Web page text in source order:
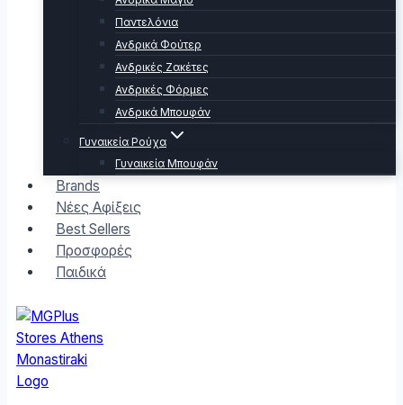
Παντελόνια
Ανδρικά Φούτερ
Ανδρικές Ζακέτες
Ανδρικές Φόρμες
Ανδρικά Μπουφάν
Γυναικεία Ρούχα
Γυναικεία Μπουφάν
Brands
Νέες Αφίξεις
Best Sellers
Προσφορές
Παιδικά